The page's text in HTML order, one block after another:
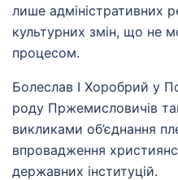
лише адміністративних
культурних змін, що не
процесом.
Болеслав І Хоробрий у
роду Пржемисловичів
викликами об’єднання
впровадження
державних інституцій.